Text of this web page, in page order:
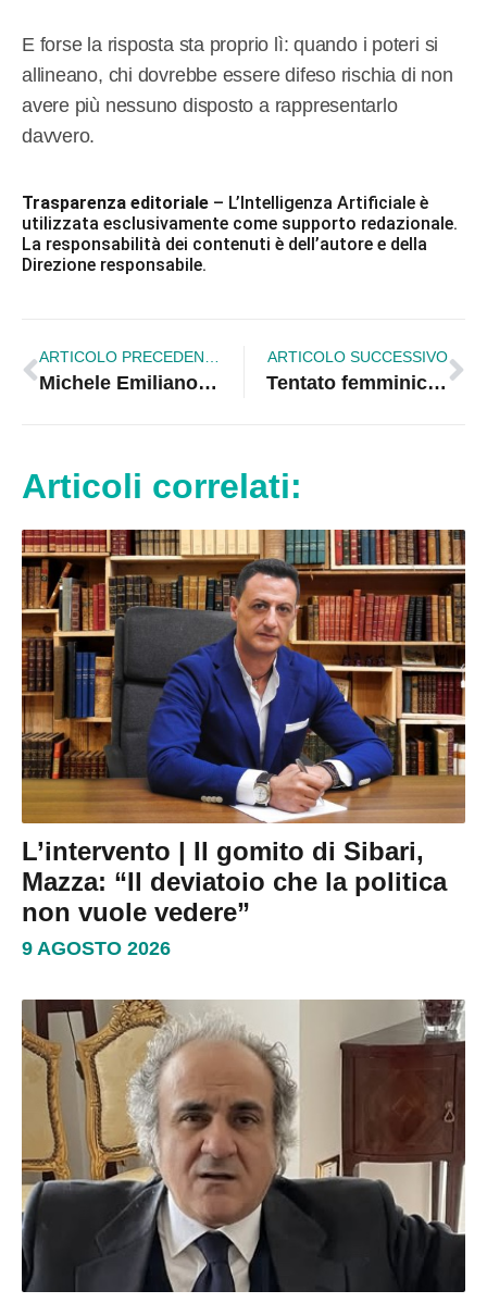
E forse la risposta sta proprio lì: quando i poteri si
allineano, chi dovrebbe essere difeso rischia di non
avere più nessuno disposto a rappresentarlo
davvero.
Trasparenza editoriale – L’Intelligenza Artificiale è
utilizzata esclusivamente come supporto redazionale.
La responsabilità dei contenuti è dell’autore e della
Direzione responsabile.
ARTICOLO PRECEDENTE
Michele Emiliano conquista Corigliano-Rossano con il suo noir storico |VIDEO
ARTICOLO SUCCESSIVO
Tentato femminicidio a Terranova, il 30enne resta in carcere
Articoli correlati:
L’intervento | Il gomito di Sibari,
Mazza: “Il deviatoio che la politica
non vuole vedere”
9 AGOSTO 2026